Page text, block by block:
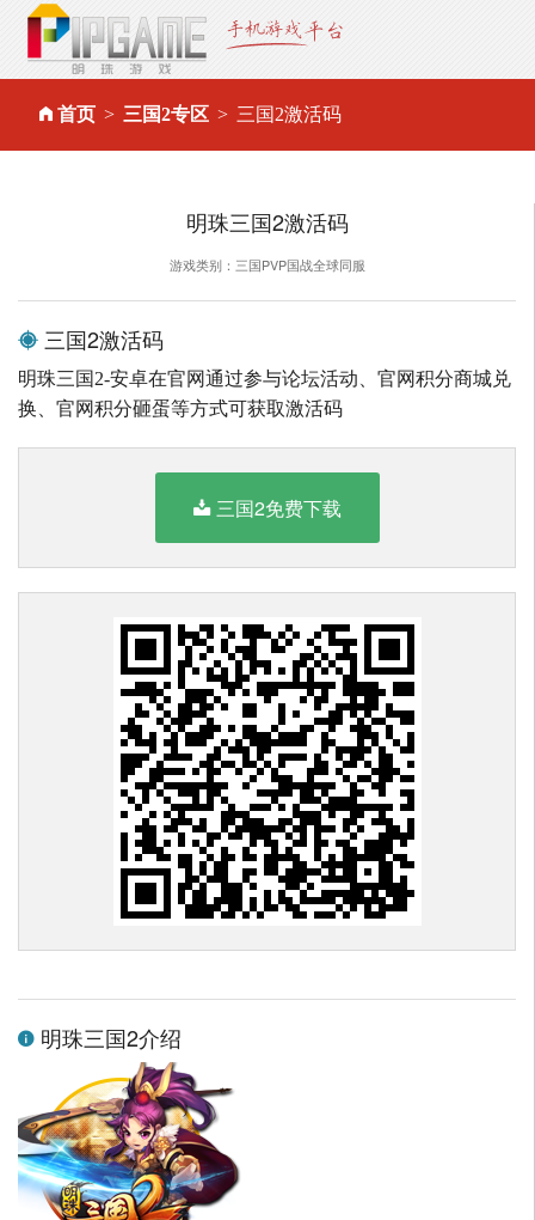
首页 三国2专区 三国2激活码
明珠三国2激活码
游戏类别：三国PVP国战全球同服
三国2激活码
明珠三国2-安卓在官网通过参与论坛活动、官网积分商城兑
换、官网积分砸蛋等方式可获取激活码
三国2免费下载
明珠三国2介绍